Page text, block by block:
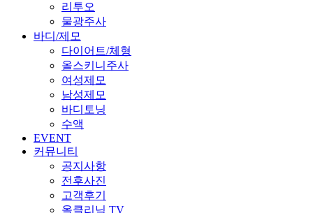
리투오
물광주사
바디/제모
다이어트/체형
올스키니주사
여성제모
남성제모
바디토닝
수액
EVENT
커뮤니티
공지사항
전후사진
고객후기
올클리닉 TV